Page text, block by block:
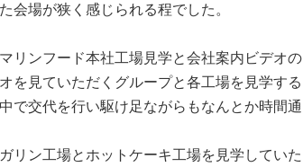
会場が狭く感じられる程でした。
リンフード本社工場見学と会社案内ビデオの
を見ていただくグループと各工場を見学する
で交代を行い駆け足ながらもなんとか時間通
リン工場とホットケーキ工場を見学していた